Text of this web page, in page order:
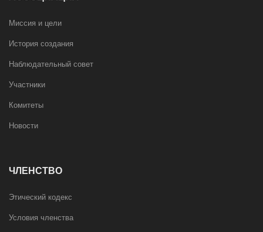
Миссия и цели
История создания
Наблюдательный совет
Участники
Комитеты
Новости
ЧЛЕНСТВО
Этический кодекс
Условия членства